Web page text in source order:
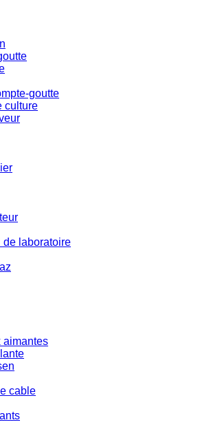
goutte
culture
de laboratoire
aimantes
cable